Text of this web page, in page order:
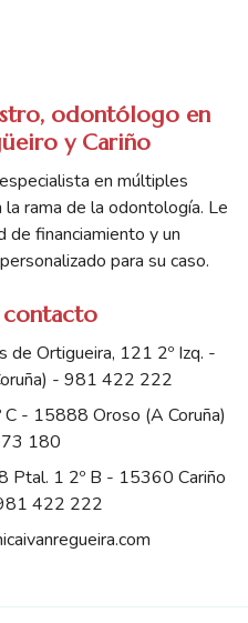
odontólogo en
y Cariño
en múltiples
rama de la odontología. Le
de financiamiento y un
para su caso.
de Ortigueira, 121 2º Izq. -
- 981 422 222
C - 15888 Oroso (A Coruña)
180
Ptal. 1 2º B - 15360 Cariño
422 222